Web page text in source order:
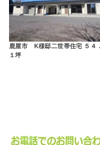
鹿屋市 K様邸二世帯住宅 ５４．
１坪